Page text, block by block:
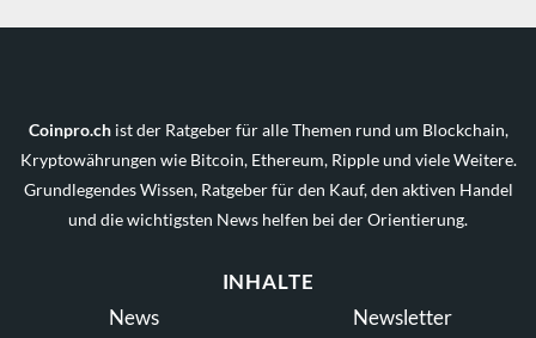
Coinpro.chist der Ratgeber für alle Themen rund um Blockchain,
Kryptowährungen wie Bitcoin, Ethereum, Ripple und viele Weitere.
Grundlegendes Wissen, Ratgeber für den Kauf, den aktiven Handel
und die wichtigsten News helfen bei der Orientierung.
INHALTE
News
Newsletter